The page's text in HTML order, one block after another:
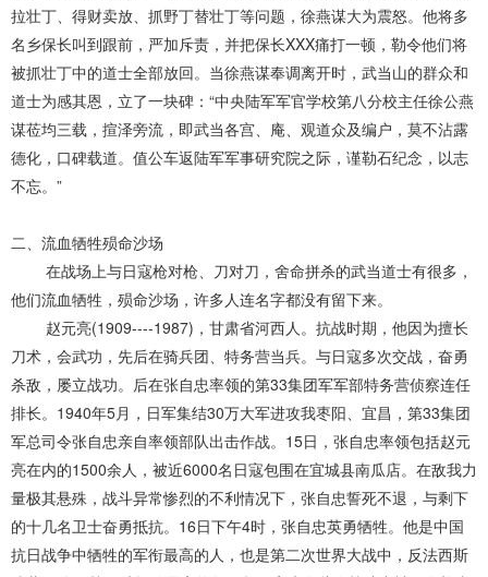
拉壮丁、得财卖放、抓野丁替壮丁等问题，徐燕谋大为震怒。他将多
名乡保长叫到跟前，严加斥责，并把保长XXX痛打一顿，勒令他们将
被抓壮丁中的道士全部放回。当徐燕谋奉调离开时，武当山的群众和
道士为感其恩，立了一块碑：“中央陆军军官学校第八分校主任徐公燕
谋莅均三载，揎泽旁流，即武当各宫、庵、观道众及编户，莫不沾露
德化，口碑载道。值公车返陆军军事研究院之际，谨勒石纪念，以志
不忘。”
二、流血牺牲殒命沙场
在战场上与日寇枪对枪、刀对刀，舍命拼杀的武当道士有很多，
他们流血牺牲，殒命沙场，许多人连名字都没有留下来。
赵元亮(1909----1987)，甘肃省河西人。抗战时期，他因为擅长
刀术，会武功，先后在骑兵团、特务营当兵。与日寇多次交战，奋勇
杀敌，屡立战功。后在张自忠率领的第33集团军军部特务营侦察连任
排长。1940年5月，日军集结30万大军进攻我枣阳、宜昌，第33集团
军总司令张自忠亲自率领部队出击作战。15日，张自忠率领包括赵元
亮在内的1500余人，被近6000名日寇包围在宜城县南瓜店。在敌我力
量极其悬殊，战斗异常惨烈的不利情况下，张自忠誓死不退，与剩下
的十几名卫士奋勇抵抗。16日下午4时，张自忠英勇牺牲。他是中国
抗日战争中牺牲的军衔最高的人，也是第二次世界大战中，反法西斯